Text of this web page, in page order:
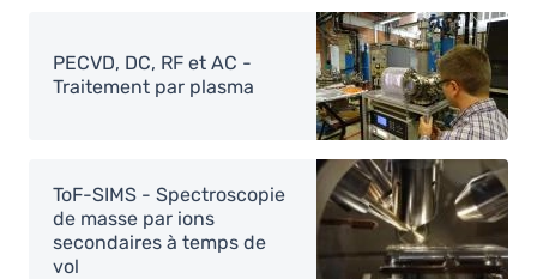
Image
PECVD, DC, RF et AC -
Traitement par plasma
Image
ToF-SIMS - Spectroscopie
de masse par ions
secondaires à temps de
vol